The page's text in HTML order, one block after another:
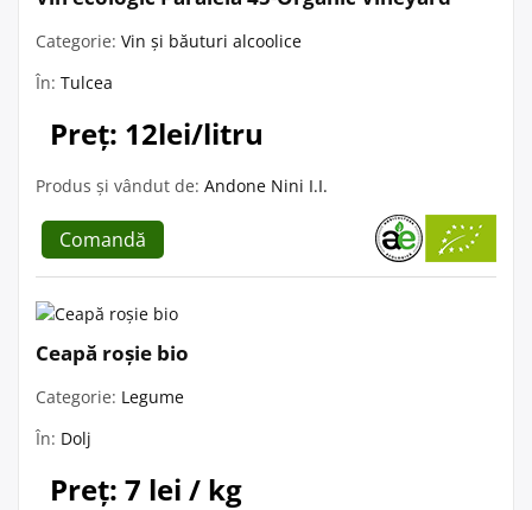
Categorie: Vin și băuturi alcoolice
În: Tulcea
Preț: 12lei/litru
Produs și vândut de: Andone Nini I.I.
Comandă
Ceapă roșie bio
Categorie: Legume
În: Dolj
Preț: 7 lei / kg